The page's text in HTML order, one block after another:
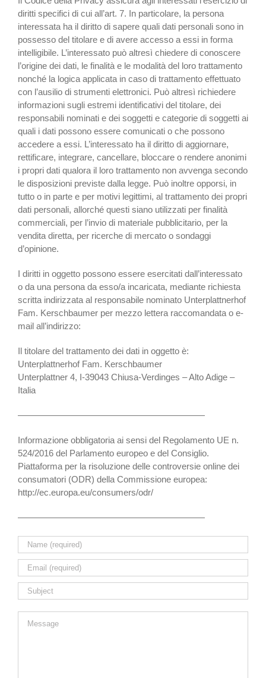
diritti specifici di cui all’art. 7. In particolare, la persona
interessata ha il diritto di sapere quali dati personali sono in
possesso del titolare e di avere accesso a essi in forma
intelligibile. L’interessato può altresì chiedere di conoscere
l’origine dei dati, le finalità e le modalità del loro trattamento
nonché la logica applicata in caso di trattamento effettuato
con l’ausilio di strumenti elettronici. Può altresì richiedere
informazioni sugli estremi identificativi del titolare, dei
responsabili nominati e dei soggetti e categorie di soggetti ai
quali i dati possono essere comunicati o che possono
accedere a essi. L’interessato ha il diritto di aggiornare,
rettificare, integrare, cancellare, bloccare o rendere anonimi
i propri dati qualora il loro trattamento non avvenga secondo
le disposizioni previste dalla legge. Può inoltre opporsi, in
tutto o in parte e per motivi legittimi, al trattamento dei propri
dati personali, allorché questi siano utilizzati per finalità
commerciali, per l’invio di materiale pubblicitario, per la
vendita diretta, per ricerche di mercato o sondaggi
d’opinione.
I diritti in oggetto possono essere esercitati dall’interessato
o da una persona da esso/a incaricata, mediante richiesta
scritta indirizzata al responsabile nominato Unterplattnerhof
Fam. Kerschbaumer per mezzo lettera raccomandata o e-
mail all’indirizzo:
Il titolare del trattamento dei dati in oggetto è:
Unterplattnerhof Fam. Kerschbaumer
Unterplattner 4, I-39043 Chiusa-Verdinges – Alto Adige –
Italia
—————————————————————
Informazione obbligatoria ai sensi del Regolamento UE n.
524/2016 del Parlamento europeo e del Consiglio.
Piattaforma per la risoluzione delle controversie online dei
consumatori (ODR) della Commissione europea:
http://ec.europa.eu/consumers/odr/
—————————————————————